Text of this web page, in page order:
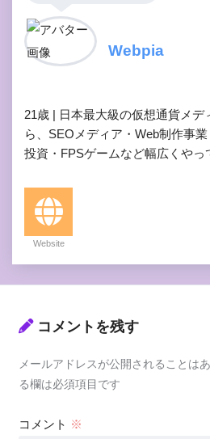
Webpia
21歳 | 日本最大級の仮想通貨メデ
ら、SEOメディア・Web制作事
投資・FPSゲームなど幅広くやっ
Website
コメントを残す
メールアドレスが公開されることはあ
る欄は必須項目です
コメント ※